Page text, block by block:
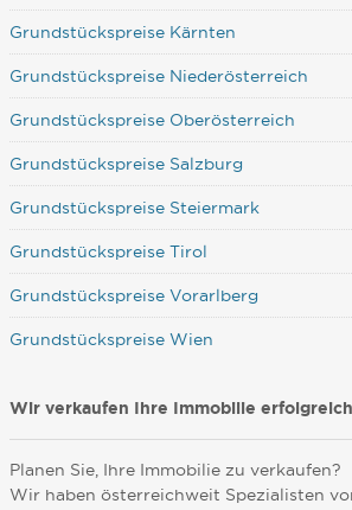
Grundstückspreise Kärnten
Grundstückspreise Niederösterreich
Grundstückspreise Oberösterreich
Grundstückspreise Salzburg
Grundstückspreise Steiermark
Grundstückspreise Tirol
Grundstückspreise Vorarlberg
Grundstückspreise Wien
Wir verkaufen Ihre Immobilie
Planen Sie, Ihre Immobilie zu verkaufen?
Wir haben österreichweit Spezialisten